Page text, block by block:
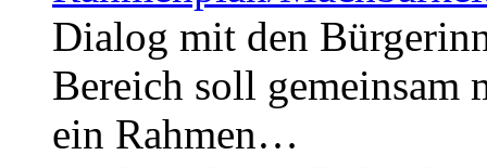
Dialog mit den
Bereich soll gemeinsam
ein Rahmen…